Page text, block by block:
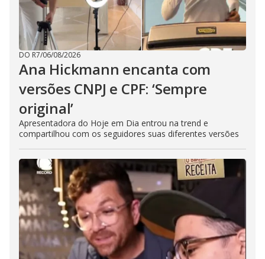
DO R7/06/08/2026
Ana Hickmann encanta com
versões CNPJ e CPF: ‘Sempre
original’
Apresentadora do Hoje em Dia entrou na trend e
compartilhou com os seguidores suas diferentes versões